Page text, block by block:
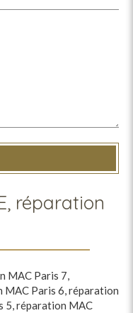
réparation
MAC Paris 7,
MAC Paris 6,réparation
5,réparation MAC